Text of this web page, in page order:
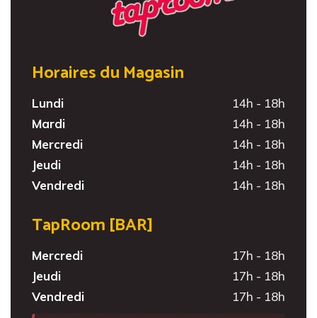
Horaires du Magasin
Lundi
14h - 18h
Mardi
14h - 18h
Mercredi
14h - 18h
Jeudi
14h - 18h
Vendredi
14h - 18h
TapRoom [BAR]
Mercredi
17h - 18h
Jeudi
17h - 18h
Vendredi
17h - 18h